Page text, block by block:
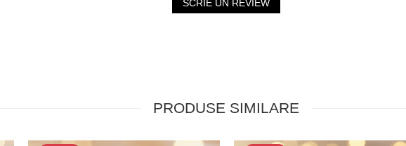
SCRIE UN REVIEW
PRODUSE SIMILARE